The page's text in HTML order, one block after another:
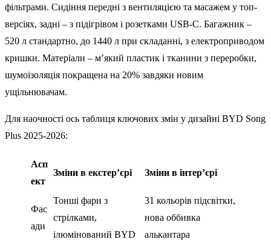
фільтрами. Сидіння передні з вентиляцією та масажем у топ-
версіях, задні – з підігрівом і розетками USB-C. Багажник –
520 л стандартно, до 1440 л при складанні, з електроприводом
кришки. Матеріали – м’який пластик і тканини з переробки,
шумоізоляція покращена на 20% завдяки новим
ущільнювачам.
Для наочності ось таблиця ключових змін у дизайні BYD Song
Plus 2025-2026:
Асп
ект
Зміни в екстер’єрі Зміни в інтер’єрі
Фас
ади
Тонші фари з
стрілками,
ілюмінований BYD
31 кольорів підсвітки,
нова оббивка
алькантара